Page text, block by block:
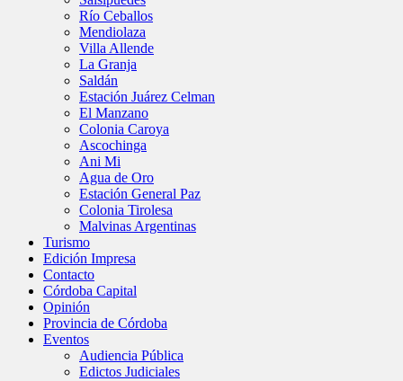
Río Ceballos
Mendiolaza
Villa Allende
La Granja
Saldán
Estación Juárez Celman
El Manzano
Colonia Caroya
Ascochinga
Ani Mi
Agua de Oro
Estación General Paz
Colonia Tirolesa
Malvinas Argentinas
Turismo
Edición Impresa
Contacto
Córdoba Capital
Opinión
Provincia de Córdoba
Eventos
Audiencia Pública
Edictos Judiciales